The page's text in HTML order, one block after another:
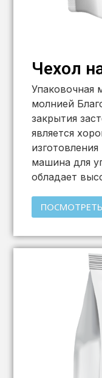
Чехол
Упаковочная
молнией
закрытия
является
машина для
обладает